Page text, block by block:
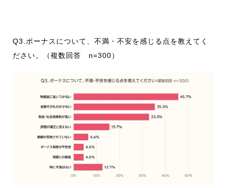
Q3.ボーナスについて、不満・不安を感じる点を教えてく
ださい。（複数回答 n=300）